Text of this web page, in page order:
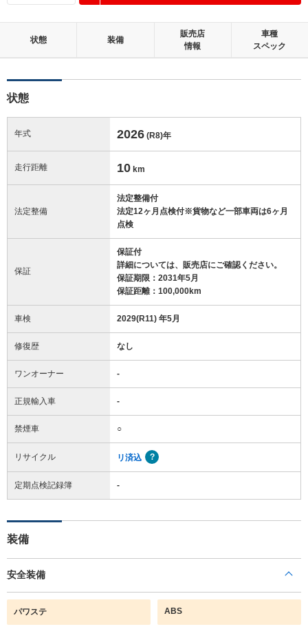
状態 装備
販売店
情報
車種
スペック
状態
年式 2026 (R8)年
走行距離 10 km
法定整備
法定整備付
法定12ヶ月点検付※貨物など一部車両は6ヶ月
点検
保証
保証付
詳細については、販売店にご確認ください。
保証期限：2031年5月
保証距離：100,000km
車検 2029(R11) 年5月
修復歴 なし
ワンオーナー -
正規輸入車 -
禁煙車 ○
リサイクル リ済込
定期点検記録簿 -
装備
安全装備
パワステ ABS